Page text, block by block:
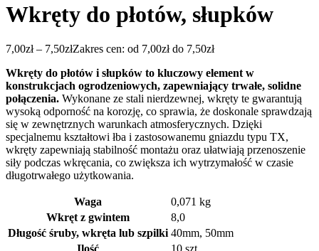
Wkręty do płotów, słupków
7,00zł – 7,50złZakres cen: od 7,00zł do 7,50zł
Wkręty do płotów i słupków to kluczowy element w
konstrukcjach ogrodzeniowych, zapewniający trwałe, solidne
połączenia. Wykonane ze stali nierdzewnej, wkręty te gwarantują
wysoką odporność na korozję, co sprawia, że doskonale sprawdzają
się w zewnętrznych warunkach atmosferycznych. Dzięki
specjalnemu kształtowi łba i zastosowanemu gniazdu typu TX,
wkręty zapewniają stabilność montażu oraz ułatwiają przenoszenie
siły podczas wkręcania, co zwiększa ich wytrzymałość w czasie
długotrwałego użytkowania.
Waga
0,071 kg
Wkręt z gwintem
8,0
Długość śruby, wkręta lub szpilki 40mm, 50mm